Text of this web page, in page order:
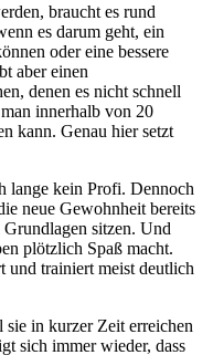
braucht es rund
es darum geht, ein
oder eine bessere
aber einen
denen es nicht schnell
innerhalb von 20
kann. Genau hier setzt
lange kein Profi. Dennoch
neue Gewohnheit bereits
sitzen. Und
plötzlich Spaß macht.
und trainiert meist deutlich
in kurzer Zeit erreichen
sich immer wieder, dass